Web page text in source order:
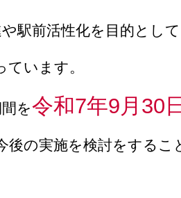
駅前活性化を目的として
ています。
を令和7年9月30
後の実施を検討をするこ